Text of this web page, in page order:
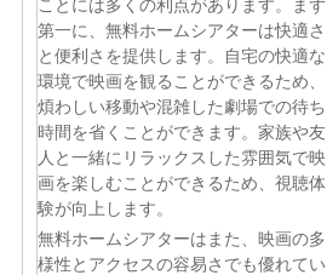
ことには多くの利点があります。まず
第一に、無料ホームシアターは快適さ
と便利さを提供します。自宅の快適な
環境で映画を観ることができるため、
煩わしい移動や混雑した劇場での待ち
時間を省くことができます。家族や友
人と一緒にリラックスした雰囲気で映
画を楽しむことができるため、視聴体
験が向上します。
無料ホームシアターはまた、映画の多
様性とアクセスの容易さでも優れてい